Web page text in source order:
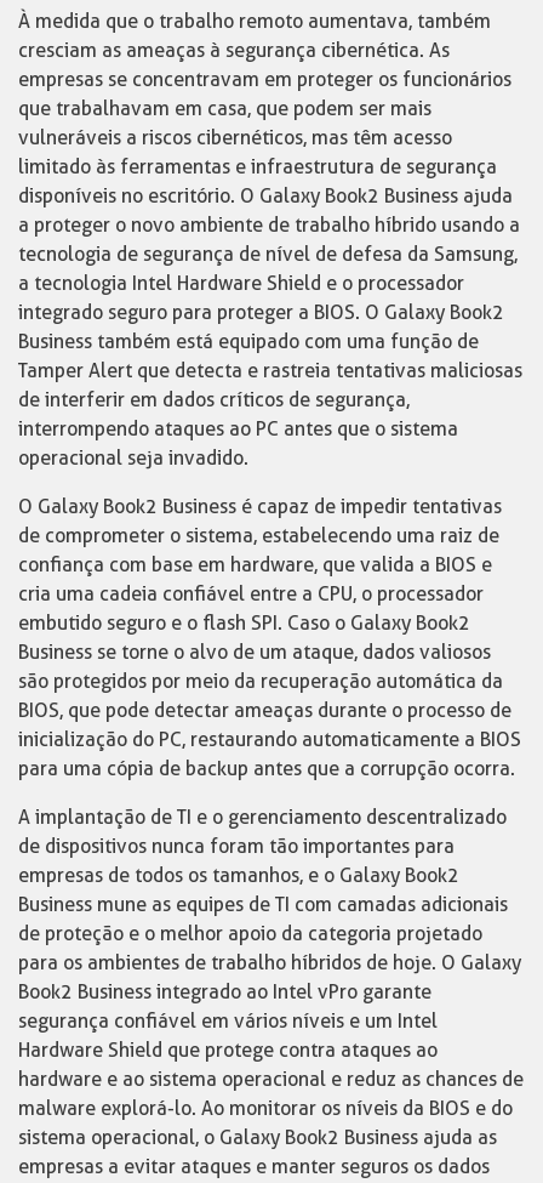
À medida que o trabalho remoto aumentava, também
cresciam as ameaças à segurança cibernética. As
empresas se concentravam em proteger os funcionários
que trabalhavam em casa, que podem ser mais
vulneráveis ​​a riscos cibernéticos, mas têm acesso
limitado às ferramentas e infraestrutura de segurança
disponíveis no escritório. O Galaxy Book2 Business ajuda
a proteger o novo ambiente de trabalho híbrido usando a
tecnologia de segurança de nível de defesa da Samsung,
a tecnologia Intel Hardware Shield e o processador
integrado seguro para proteger a BIOS. O Galaxy Book2
Business também está equipado com uma função de
Tamper Alert que detecta e rastreia tentativas maliciosas
de interferir em dados críticos de segurança,
interrompendo ataques ao PC antes que o sistema
operacional seja invadido.
O Galaxy Book2 Business é capaz de impedir tentativas
de comprometer o sistema, estabelecendo uma raiz de
confiança com base em hardware, que valida a BIOS e
cria uma cadeia confiável entre a CPU, o processador
embutido seguro e o flash SPI. Caso o Galaxy Book2
Business se torne o alvo de um ataque, dados valiosos
são protegidos por meio da recuperação automática da
BIOS, que pode detectar ameaças durante o processo de
inicialização do PC, restaurando automaticamente a BIOS
para uma cópia de backup antes que a corrupção ocorra.
A implantação de TI e o gerenciamento descentralizado
de dispositivos nunca foram tão importantes para
empresas de todos os tamanhos, e o Galaxy Book2
Business mune as equipes de TI com camadas adicionais
de proteção e o melhor apoio da categoria projetado
para os ambientes de trabalho híbridos de hoje. O Galaxy
Book2 Business integrado ao Intel vPro garante
segurança confiável em vários níveis e um Intel
Hardware Shield que protege contra ataques ao
hardware e ao sistema operacional e reduz as chances de
malware explorá-lo. Ao monitorar os níveis da BIOS e do
sistema operacional, o Galaxy Book2 Business ajuda as
empresas a evitar ataques e manter seguros os dados